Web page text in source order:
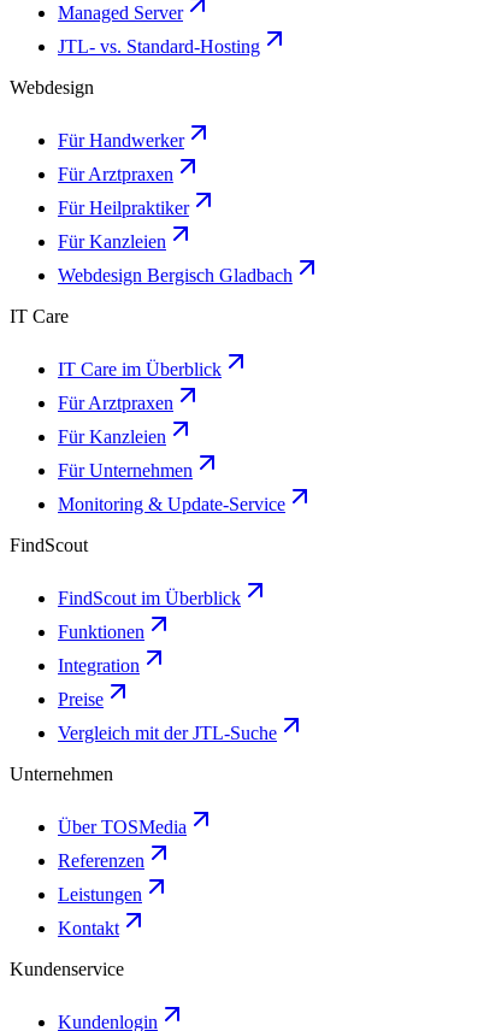
Managed Server
JTL- vs. Standard-Hosting
Webdesign
Für Handwerker
Für Arztpraxen
Für Heilpraktiker
Für Kanzleien
Webdesign Bergisch Gladbach
IT Care
IT Care im Überblick
Für Arztpraxen
Für Kanzleien
Für Unternehmen
Monitoring & Update-Service
FindScout
FindScout im Überblick
Funktionen
Integration
Preise
Vergleich mit der JTL-Suche
Unternehmen
Über TOSMedia
Referenzen
Leistungen
Kontakt
Kundenservice
Kundenlogin